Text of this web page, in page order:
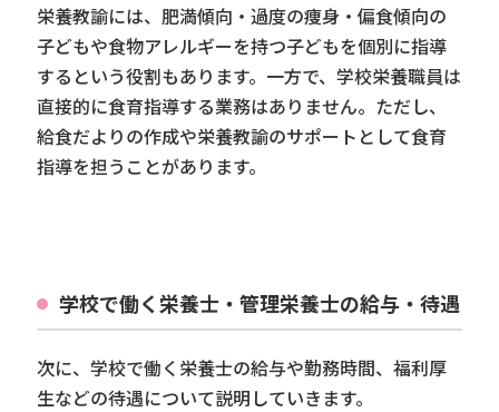
栄養教諭には、肥満傾向・過度の痩身・偏食傾向の
子どもや食物アレルギーを持つ子どもを個別に指導
するという役割もあります。一方で、学校栄養職員は
直接的に食育指導する業務はありません。ただし、
給食だよりの作成や栄養教諭のサポートとして食育
指導を担うことがあります。
学校で働く栄養士・管理栄養士の給与・待遇
次に、学校で働く栄養士の給与や勤務時間、福利厚
生などの待遇について説明していきます。